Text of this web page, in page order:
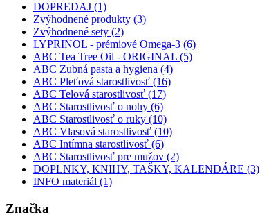
DOPREDAJ (1)
Zvýhodnené produkty (3)
Zvýhodnené sety (2)
LYPRINOL - prémiové Omega-3 (6)
ABC Tea Tree Oil - ORIGINAL (5)
ABC Zubná pasta a hygiena (4)
ABC Pleťová starostlivosť (16)
ABC Telová starostlivosť (17)
ABC Starostlivosť o nohy (6)
ABC Starostlivosť o ruky (10)
ABC Vlasová starostlivosť (10)
ABC Intímna starostlivosť (6)
ABC Starostlivosť pre mužov (2)
DOPLNKY, KNIHY, TAŠKY, KALENDÁRE (3)
INFO materiál (1)
Značka